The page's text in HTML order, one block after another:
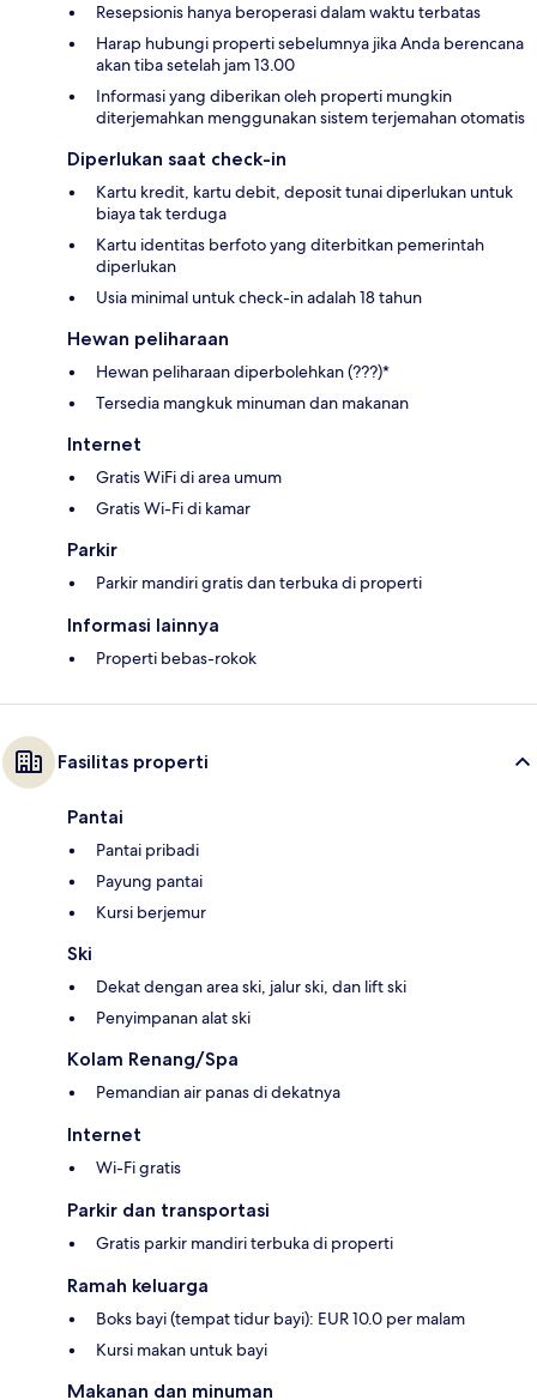
Resepsionis hanya beroperasi dalam waktu terbatas
Harap hubungi properti sebelumnya jika Anda berencana
akan tiba setelah jam 13.00
Informasi yang diberikan oleh properti mungkin
diterjemahkan menggunakan sistem terjemahan otomatis
Diperlukan saat check-in
Kartu kredit, kartu debit, deposit tunai diperlukan untuk
biaya tak terduga
Kartu identitas berfoto yang diterbitkan pemerintah
diperlukan
Usia minimal untuk check-in adalah 18 tahun
Hewan peliharaan
Hewan peliharaan diperbolehkan (???)*
Tersedia mangkuk minuman dan makanan
Internet
Gratis WiFi di area umum
Gratis Wi-Fi di kamar
Parkir
Parkir mandiri gratis dan terbuka di properti
Informasi lainnya
Properti bebas-rokok
Fasilitas properti
Pantai
Pantai pribadi
Payung pantai
Kursi berjemur
Ski
Dekat dengan area ski, jalur ski, dan lift ski
Penyimpanan alat ski
Kolam Renang/Spa
Pemandian air panas di dekatnya
Internet
Wi-Fi gratis
Parkir dan transportasi
Gratis parkir mandiri terbuka di properti
Ramah keluarga
Boks bayi (tempat tidur bayi): EUR 10.0 per malam
Kursi makan untuk bayi
Makanan dan minuman